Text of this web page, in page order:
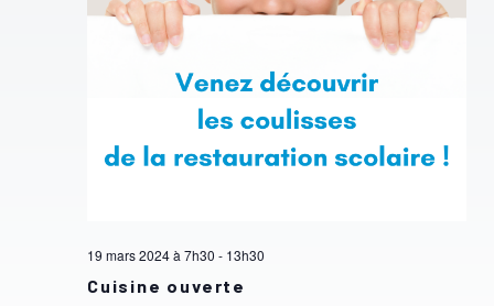
19 mars 2024 à 7h30 - 13h30
Cuisine ouverte